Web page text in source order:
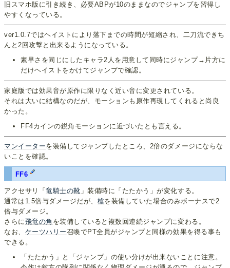
旧スマホ版に引き続き、必要ABPが10のままなのでジャンプを習得し
やすくなっている。
ver1.0.7ではヘイストにより落下までの時間が短縮され、二刀流できち
んと2回攻撃と出来るようになっている。
素早さを同じにしたキャラ2人を用意して同時にジャンプ→片方に
だけヘイストをかけてジャンプで確認。
家庭版では効果音が原作に限りなく近い音に変更されている。
それは大いに結構なのだが、モーションも原作再現してくれると尚良
かった。
FF4カインの鋭角モーションに近づいたとも言える。
マンイーターを装備してジャンプしたところ、2倍のダメージにならな
いことを確認。
FF6
アクセサリ「竜騎士の靴 」装備時に「たたかう」が変化する。
通常は1.5倍与ダメージだが、 槍を装備していた場合のみボーナスで2
倍与ダメージ。
さらに飛竜の角 を装備していると複数回連続ジャンプに変わる。
なお、 ケーツハリー召喚でPT全員がジャンプと同様の効果を得る事も
できる。
「たたかう」と「ジャンプ」の使い分けが出来ないことに注意。